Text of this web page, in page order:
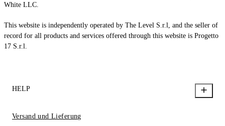
White LLC.
This website is independently operated by The Level S.r.l, and the seller of
record for all products and services offered through this website is Progetto
17 S.r.l.
HELP
Versand und Lieferung